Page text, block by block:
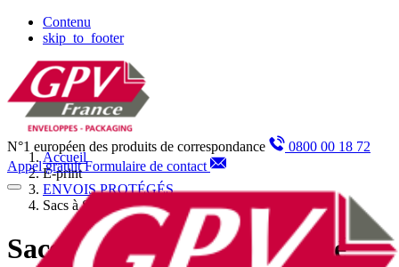
Contenu
skip_to_footer
N°1 européen des produits de correspondance
0800 00 18 72
Appel gratuit Formulaire de contact
Accueil
E-print
ENVOIS PROTÉGÉS
Sacs à Soufflets Kraft Armé Brun
Sacs à Soufflets Kraft Armé